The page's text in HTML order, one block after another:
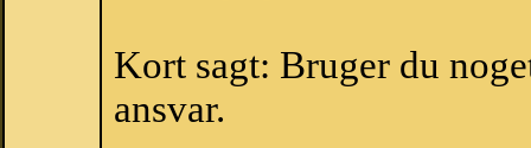
Kort sagt: Bruger du
ansvar.